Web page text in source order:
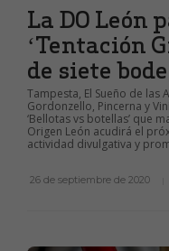
La DO León
‘Tentación
de siete
Tampesta, El Sueño de las
Gordonzello, Pincerna y
‘Bellotas vs botellas’ que
Origen León acudirá el
actividad divulgativa y
26 de septiembre de 2020